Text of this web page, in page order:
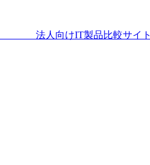
法人向けIT製品比較サイト